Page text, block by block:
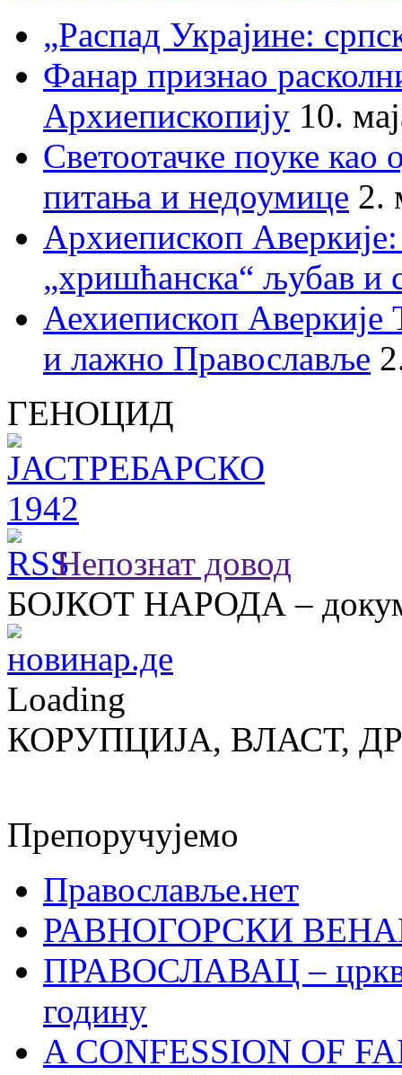
„Распад Украјине:
Фанар признао
Архиепископију 10.
Светоотачке поуке као
питања и недоумице 2.
Архиепископ
„хришћанска“ љубав и
Аехиепископ
и лажно Православље
ГЕНОЦИД
Непознат довод
БОЈКОТ НАРОДА –
Loading
КОРУПЦИЈА, ВЛАСТ,
Препоручујемо
Православље.нет
РАВНОГОРСКИ
ПРАВОСЛАВАЦ –
годину
A CONFESSION OF